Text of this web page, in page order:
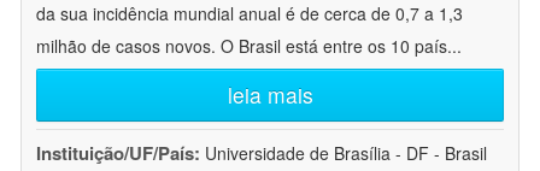
da sua incidência mundial anual é de cerca de 0,7 a 1,3
milhão de casos novos. O Brasil está entre os 10 país...
leia mais
Instituição/UF/País: Universidade de Brasília - DF - Brasil